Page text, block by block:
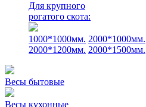
Для крупного
рогатого скота:
1000*1000мм. 2000*1000мм.
2000*1200мм. 2000*1500мм.
Весы бытовые
Весы кухонные